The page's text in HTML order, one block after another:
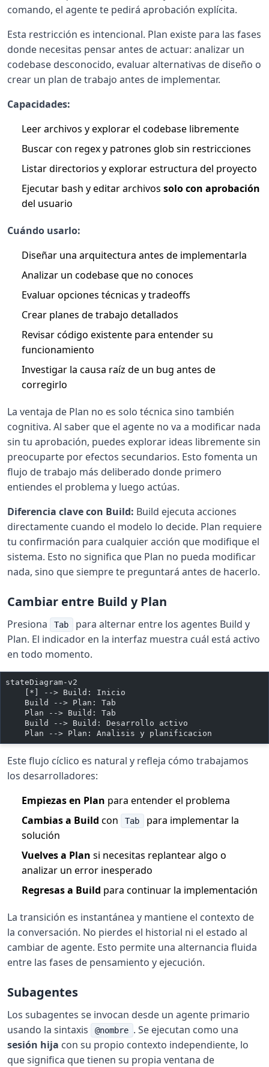
comando, el agente te pedirá aprobación explícita.
Esta restricción es intencional. Plan existe para las fases
donde necesitas pensar antes de actuar: analizar un
codebase desconocido, evaluar alternativas de diseño o
crear un plan de trabajo antes de implementar.
Capacidades:
Leer archivos y explorar el codebase libremente
Buscar con regex y patrones glob sin restricciones
Listar directorios y explorar estructura del proyecto
Ejecutar bash y editar archivos solo con aprobación
del usuario
Cuándo usarlo:
Diseñar una arquitectura antes de implementarla
Analizar un codebase que no conoces
Evaluar opciones técnicas y tradeoffs
Crear planes de trabajo detallados
Revisar código existente para entender su
funcionamiento
Investigar la causa raíz de un bug antes de
corregirlo
La ventaja de Plan no es solo técnica sino también
cognitiva. Al saber que el agente no va a modificar nada
sin tu aprobación, puedes explorar ideas libremente sin
preocuparte por efectos secundarios. Esto fomenta un
flujo de trabajo más deliberado donde primero
entiendes el problema y luego actúas.
Diferencia clave con Build: Build ejecuta acciones
directamente cuando el modelo lo decide. Plan requiere
tu confirmación para cualquier acción que modifique el
sistema. Esto no significa que Plan no pueda modificar
nada, sino que siempre te preguntará antes de hacerlo.
Cambiar entre Build y Plan
Presiona Tab
para alternar entre los agentes Build y
Plan. El indicador en la interfaz muestra cuál está activo
en todo momento.
stateDiagram-v2
    [*] --> Build: Inicio
    Build --> Plan: Tab
    Plan --> Build: Tab
    Build --> Build: Desarrollo activo
    Plan --> Plan: Analisis y planificacion
Este flujo cíclico es natural y refleja cómo trabajamos
los desarrolladores:
Empiezas en Plan para entender el problema
Cambias a Build con Tab
para implementar la
solución
Vuelves a Plan si necesitas replantear algo o
analizar un error inesperado
Regresas a Build para continuar la implementación
La transición es instantánea y mantiene el contexto de
la conversación. No pierdes el historial ni el estado al
cambiar de agente. Esto permite una alternancia fluida
entre las fases de pensamiento y ejecución.
Subagentes
Los subagentes se invocan desde un agente primario
usando la sintaxis
@nombre . Se ejecutan como una
sesión hija con su propio contexto independiente, lo
que significa que tienen su propia ventana de